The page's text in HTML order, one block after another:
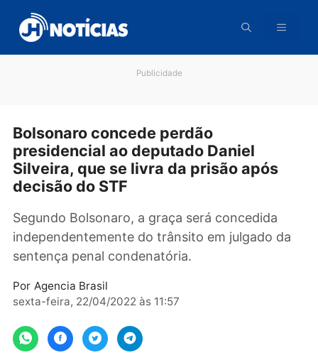
para
conteúdo
Bolsonaro concede perdão
presidencial ao deputado Daniel
Silveira, que se livra da prisão após
Segundo Bolsonaro, a graça será concedida
independentemente do trânsito em julgado
sentença penal condenatória.
sexta-feira, 22/04/2022 às 11:57